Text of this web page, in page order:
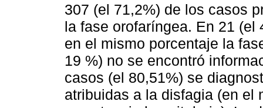
307 (el 71,2%) de los casos
la fase orofaríngea. En 21 (el
en el mismo porcentaje la
19 %) no se encontró
casos (el 80,51%) se
atribuidas a la disfagia (en el